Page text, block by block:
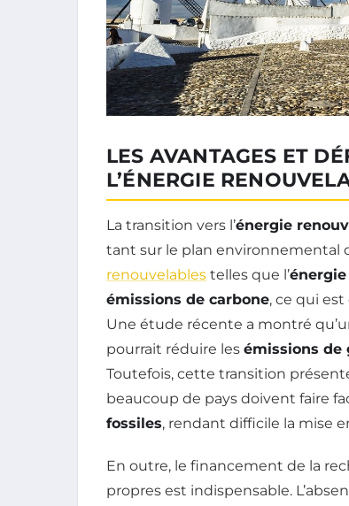
LES AVANTAGES ET
L’ÉNERGIE
La transition vers l’énergie
tant sur le plan environnemental
renouvelables telles que l’
émissions de carbone, ce qui
Une étude récente a montré
pourrait réduire les émissions de
Toutefois, cette transition
beaucoup de pays doivent faire
fossiles, rendant difficile la mise
En outre, le financement de la
propres est indispensable.